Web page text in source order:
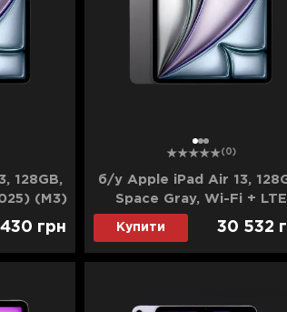
128GB,
(M3)
430 грн
12
(0)
б/у Apple iPad Air 13,
Space Gray, Wi-Fi + LTE
(2024) (M2) (MV6Q3)
Купити 30 532